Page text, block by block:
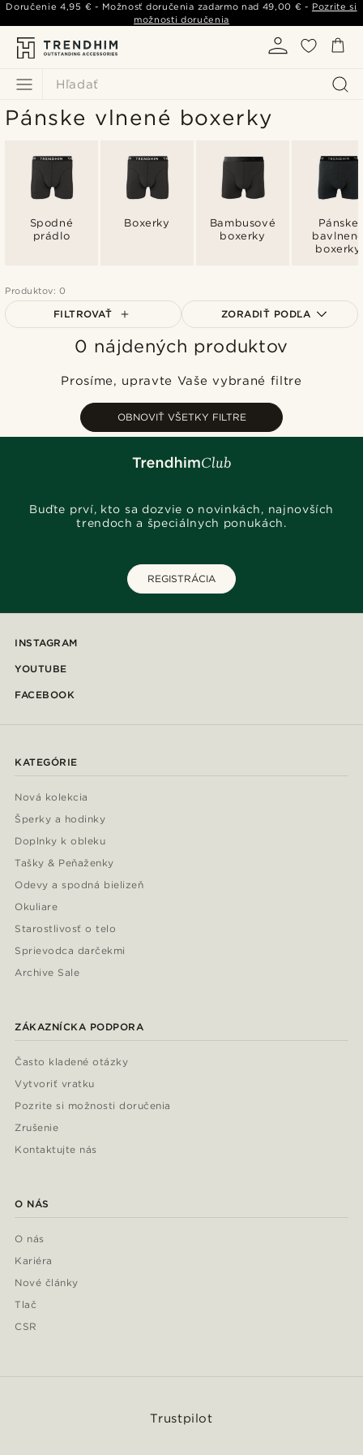
Hľadať
Doručenie4,95 € - Možnosť doručenia zadarmo nad 49,00 € - Pozrite si
možnosti doručenia
Pánske vlnené boxerky
Spodné
prádlo
Boxerky
Bambusové
boxerky
Pánske
boxerky
Produktov: 0
FILTROVAŤ ZORADIŤ PODĽA
Najpopulárnejšie
Najlacnejšie
Najdrahšie
0 nájdených produktov
Prosíme, upravte Vaše vybrané filtre
OBNOVIŤ VŠETKY FILTRE
Buďte prví, kto sa dozvie o novinkách, najnovších
trendoch a špeciálnych ponukách.
REGISTRÁCIA
INSTAGRAM
YOUTUBE
FACEBOOK
KATEGÓRIE
Nová kolekcia
Šperky a hodinky
Doplnky k obleku
Tašky & Peňaženky
Odevy a spodná bielizeň
Okuliare
Starostlivosť o telo
Sprievodca darčekmi
Archive Sale
ZÁKAZNÍCKA PODPORA
Často kladené otázky
Vytvoriť vratku
Pozrite si možnosti doručenia
Zrušenie
Kontaktujte nás
O NÁS
O nás
Kariéra
Nové články
Tlač
CSR
Trustpilot